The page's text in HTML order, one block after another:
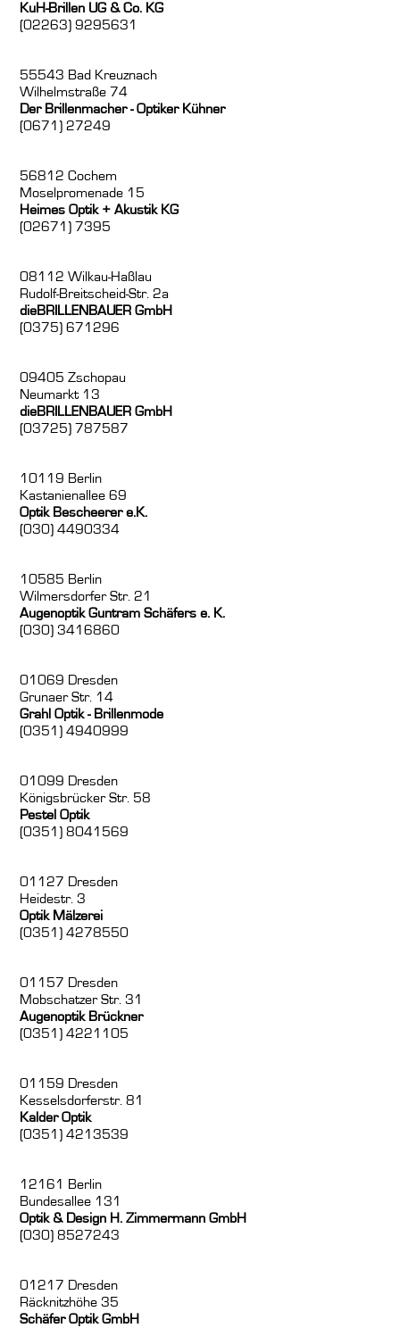
KuH-Brillen UG & Co. KG
(02263) 9295631
55543 Bad Kreuznach
Wilhelmstraße 74
Der Brillenmacher - Optiker Kühner
(0671) 27249
56812 Cochem
Moselpromenade 15
Heimes Optik + Akustik KG
(02671) 7395
08112 Wilkau-Haßlau
Rudolf-Breitscheid-Str. 2a
dieBRILLENBAUER GmbH
(0375) 671296
09405 Zschopau
Neumarkt 13
dieBRILLENBAUER GmbH
(03725) 787587
10119 Berlin
Kastanienallee 69
Optik Bescheerer e.K.
(030) 4490334
10585 Berlin
Wilmersdorfer Str. 21
Augenoptik Guntram Schäfers e. K.
(030) 3416860
01069 Dresden
Grunaer Str. 14
Grahl Optik - Brillenmode
(0351) 4940999
01099 Dresden
Königsbrücker Str. 58
Pestel Optik
(0351) 8041569
01127 Dresden
Heidestr. 3
Optik Mälzerei
(0351) 4278550
01157 Dresden
Mobschatzer Str. 31
Augenoptik Brückner
(0351) 4221105
01159 Dresden
Kesselsdorferstr. 81
Kalder Optik
(0351) 4213539
12161 Berlin
Bundesallee 131
Optik & Design H. Zimmermann GmbH
(030) 8527243
01217 Dresden
Räcknitzhöhe 35
Schäfer Optik GmbH